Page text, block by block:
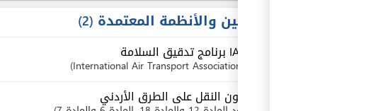
القوانين والأنظمة المعتمدة 2
IATA برنامج تدقيق السلامة
International Air Transport Association
قانون النقل على الطرق الأردني